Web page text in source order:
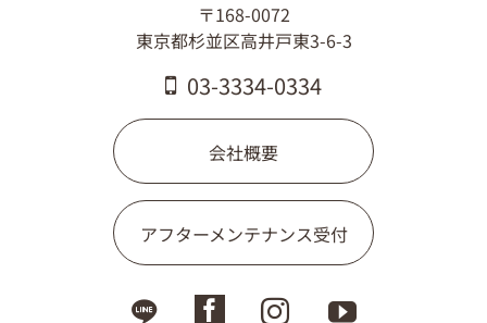
〒168-0072
東京都杉並区高井戸東3-6-3
03-3334-0334
会社概要
アフターメンテナンス受付